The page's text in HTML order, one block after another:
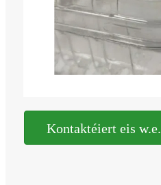
Kontaktéiert eis